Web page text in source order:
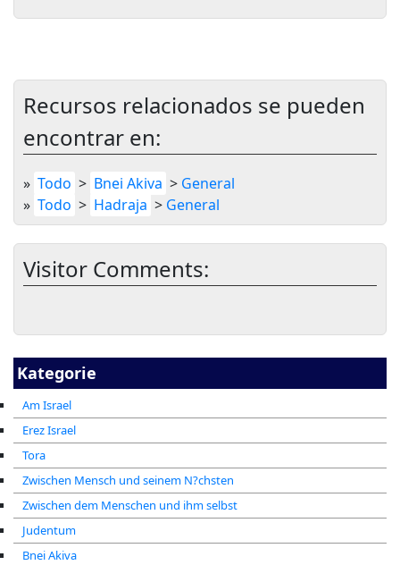
Kategorie
Am Israel
Erez Israel
Tora
Zwischen Mensch und seinem N?chsten
Zwischen dem Menschen und ihm selbst
Judentum
Bnei Akiva
Recursos relacionados se pueden
encontrar en:
» Todo > Bnei Akiva > General
» Todo > Hadraja > General
Visitor Comments: